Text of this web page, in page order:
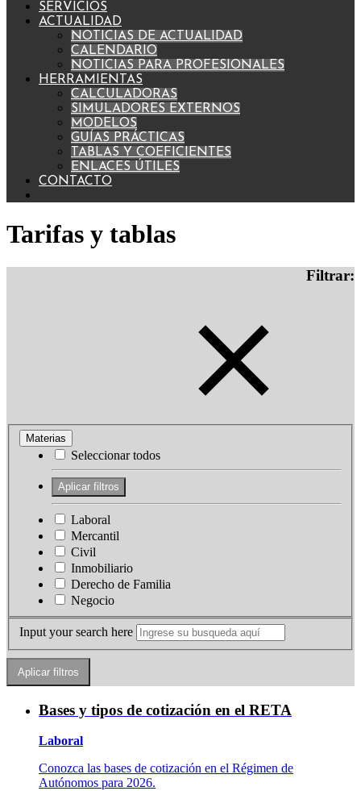
SERVICIOS
ACTUALIDAD
NOTICIAS DE ACTUALIDAD
CALENDARIO
NOTICIAS PARA PROFESIONALES
HERRAMIENTAS
CALCULADORAS
SIMULADORES EXTERNOS
MODELOS
GUÍAS PRÁCTICAS
TABLAS Y COEFICIENTES
ENLACES ÚTILES
CONTACTO
Tarifas y tablas
Filtrar:
Materias
Seleccionar todos
Laboral
Mercantil
Civil
Inmobiliario
Derecho de Familia
Negocio
Input your search here
Bases y tipos de cotización en el RETA
Laboral
Conozca las bases de cotización en el Régimen de
Autónomos para 2026.